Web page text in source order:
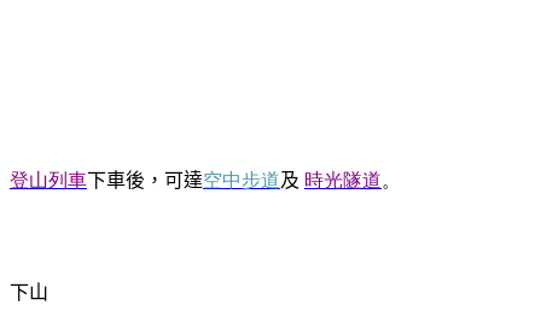
登山列車下車後，可達空中步道及 時光隧道。
下山